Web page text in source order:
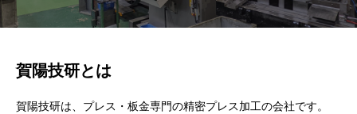
賀陽技研とは
賀陽技研は、プレス・板金専門の精密プレス加工の会社です。